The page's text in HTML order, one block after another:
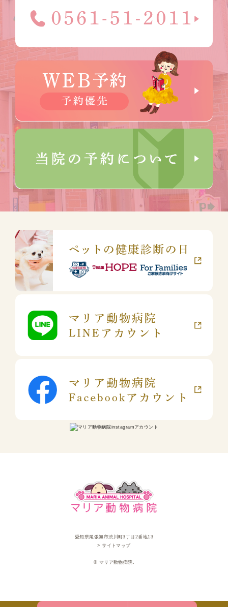
愛知県尾張旭市渋川町3丁目2番地13
> サイトマップ
© マリア動物病院.